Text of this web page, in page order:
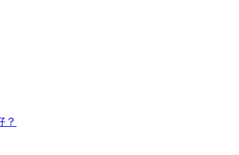
？